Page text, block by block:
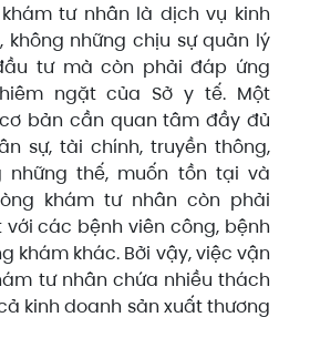
tư nhân là dịch vụ kinh
không những chịu sự quản lý
tư mà còn phải đáp ứng
ngặt của Sở y tế. Một
bản cần quan tâm đầy đủ
sự, tài chính, truyền thông,
những thế, muốn tồn tại và
khám tư nhân còn phải
các bệnh viên công, bệnh
khám khác. Bởi vậy, việc vận
tư nhân chứa nhiều thách
kinh doanh sản xuất thương